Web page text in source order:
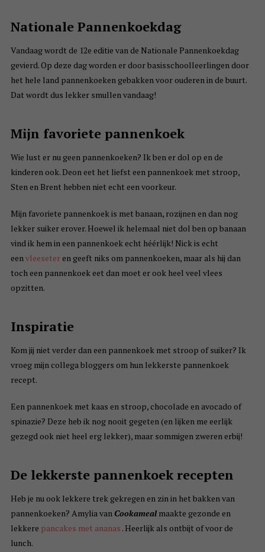
Nationale Pannenkoekdag
Vandaag wordt de 12e editie van de Nationale Pannenkoekdag
gevierd. Op deze dag worden er door basisschoolleerlingen door
het hele land pannenkoeken gebakken voor ouderen in de buurt.
Dat wordt dus lekker smullen vandaag!
Mijn favoriete pannenkoek
Wie lust er nu geen pannenkoeken? Ik ben er dol op en de
kinderen ook. Deon eet het liefst een pannenkoek met stroop,
Sten en Brent hebben niet echt een voorkeur.
Mijn favoriete pannenkoek is met banaan, rozijnen en dan nog
lekker suiker erover. Hoewel ik helemaal niet dol ben op banaan
vind ik hem in een pannenkoek echt héérlijk! Nick is echt
eenvleeseteren geeft niks om pannenkoeken, maar als hij dan
toch een pannenkoek eet dan moet er ook heel veel vlees
opzitten.
Inspiratie
Kom jij niet verder dan een pannenkoek met stroop of suiker? Ik
vroeg mijn collega bloggers om hun lekkerste pannenkoek
recept.
Een pannenkoek met kaas en stroop, chocolade en avocado of
spinazie? Deze heb ik nog nooit gegeten (en lijken me eerlijk
gezegd ook niet heel erg lekker), maar sommigen zweren erbij!
De lekkerste pannenkoek recepten
Heb je nu ook lekkere trek gekregen en zin in het bakken van
pannenkoeken? Amylia van Cookamealmaakte gezonde en
lekkere pancakes met ananas . Heerlijk als ontbijt of voor de
lunch.